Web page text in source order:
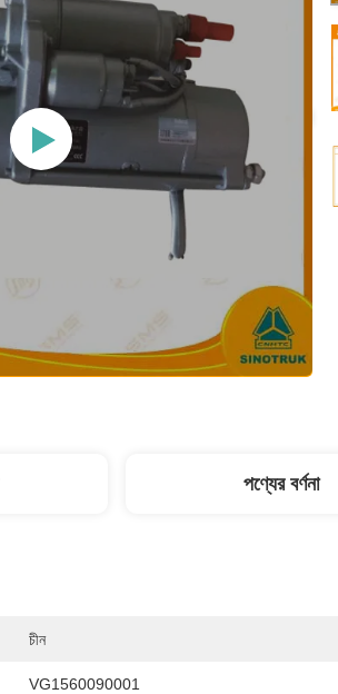
পণ্যের বর্ণনা
চীন
VG1560090001